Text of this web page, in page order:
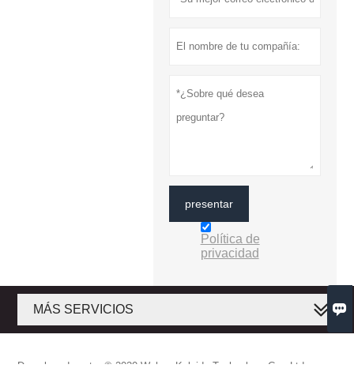

presentar
Política de
privacidad
MÁS SERVICIOS
Derechos de autor © 2020 Wuhan Kaleido Technology Co., Ltd